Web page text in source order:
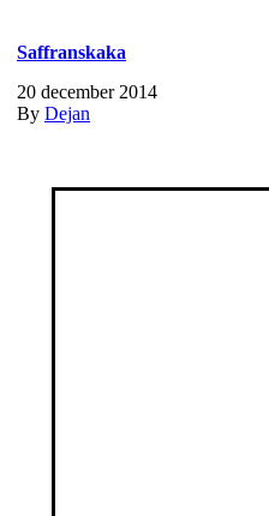
Saffranskaka
20 december 2014
By Dejan